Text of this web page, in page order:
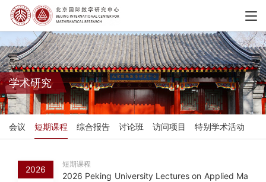
学术研究
会议 短期课程 综合报告 讨论班 访问项目 特别学术活动
2026
短期课程
2026 Peking University Lectures on Applied Ma